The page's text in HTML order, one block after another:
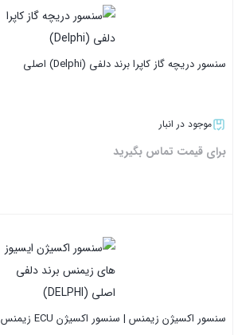
سنسور دریچه گاز کاپرا برند دلفی (Delphi) اصلی
موجود در انبار
برای قیمت تماس بگیرید
سنسور اکسیژن زیمنس | سنسور اکسیژن ECU زیمنس برند دلفی